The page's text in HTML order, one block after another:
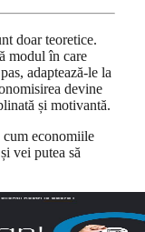
doar teoretice.
modul în care
adaptează-le la
devine
și motivantă.
cum economiile
vei putea să